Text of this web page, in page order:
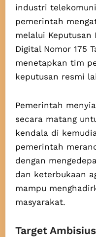
industri
pemerintah
melalui Keputusan
Digital Nomor 175
menetapkan tim
keputusan resmi
Pemerintah
secara matang
kendala di
pemerintah
dengan
dan keterbukaan
mampu
masyarakat.
Target